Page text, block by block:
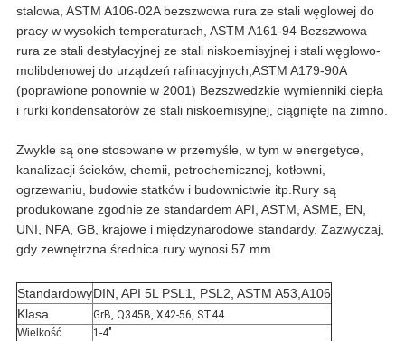
stalowa, ASTM A106-02A bezszwowa rura ze stali węglowej do
pracy w wysokich temperaturach, ASTM A161-94 Bezszwowa
rura ze stali destylacyjnej ze stali niskoemisyjnej i stali węglowo-
molibdenowej do urządzeń rafinacyjnych,ASTM A179-90A
(poprawione ponownie w 2001) Bezszwedzkie wymienniki ciepła
i rurki kondensatorów ze stali niskoemisyjnej, ciągnięte na zimno.
Zwykle są one stosowane w przemyśle, w tym w energetyce,
kanalizacji ścieków, chemii, petrochemicznej, kotłowni,
ogrzewaniu, budowie statków i budownictwie itp.Rury są
produkowane zgodnie ze standardem API, ASTM, ASME, EN,
UNI, NFA, GB, krajowe i międzynarodowe standardy. Zazwyczaj,
gdy zewnętrzna średnica rury wynosi 57 mm.
StandardowyDIN, API 5L PSL1, PSL2, ASTM A53,A106
Klasa
GrB, Q345B, X42-56, ST44
Wielkość
1-4"